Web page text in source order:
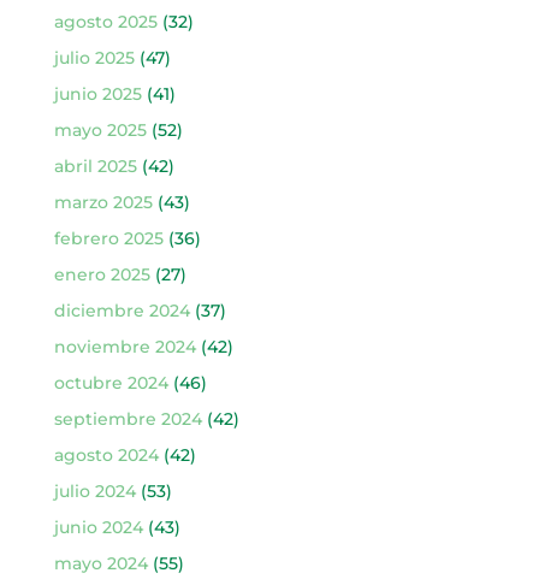
agosto 2025(32)
julio 2025(47)
junio 2025(41)
mayo 2025(52)
abril 2025(42)
marzo 2025(43)
febrero 2025(36)
enero 2025(27)
diciembre 2024(37)
noviembre 2024(42)
octubre 2024(46)
septiembre 2024(42)
agosto 2024(42)
julio 2024(53)
junio 2024(43)
mayo 2024(55)